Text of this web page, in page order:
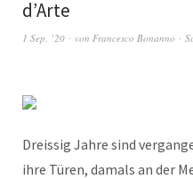
d’Arte
1 Sep. ’20 von Francesco Bonanno
Dreissig Jahre sind
ihre Türen, damals an der